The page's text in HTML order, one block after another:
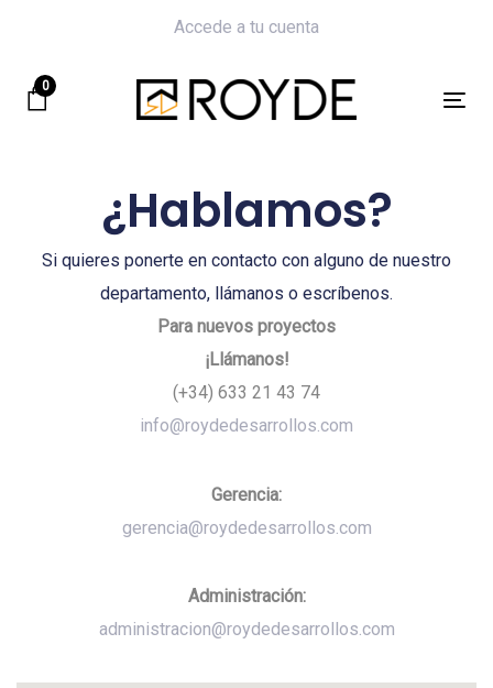
primary
navigation
Accede a tu cuenta
0
¿Hablamos?
Si quieres ponerte en contacto con alguno de nuestro
departamento, llámanos o escríbenos.
Para nuevos proyectos
¡Llámanos!
(+34) 633 21 43 74
info@roydedesarrollos.com
Gerencia:
gerencia@roydedesarrollos.com
Administración:
administracion@roydedesarrollos.com